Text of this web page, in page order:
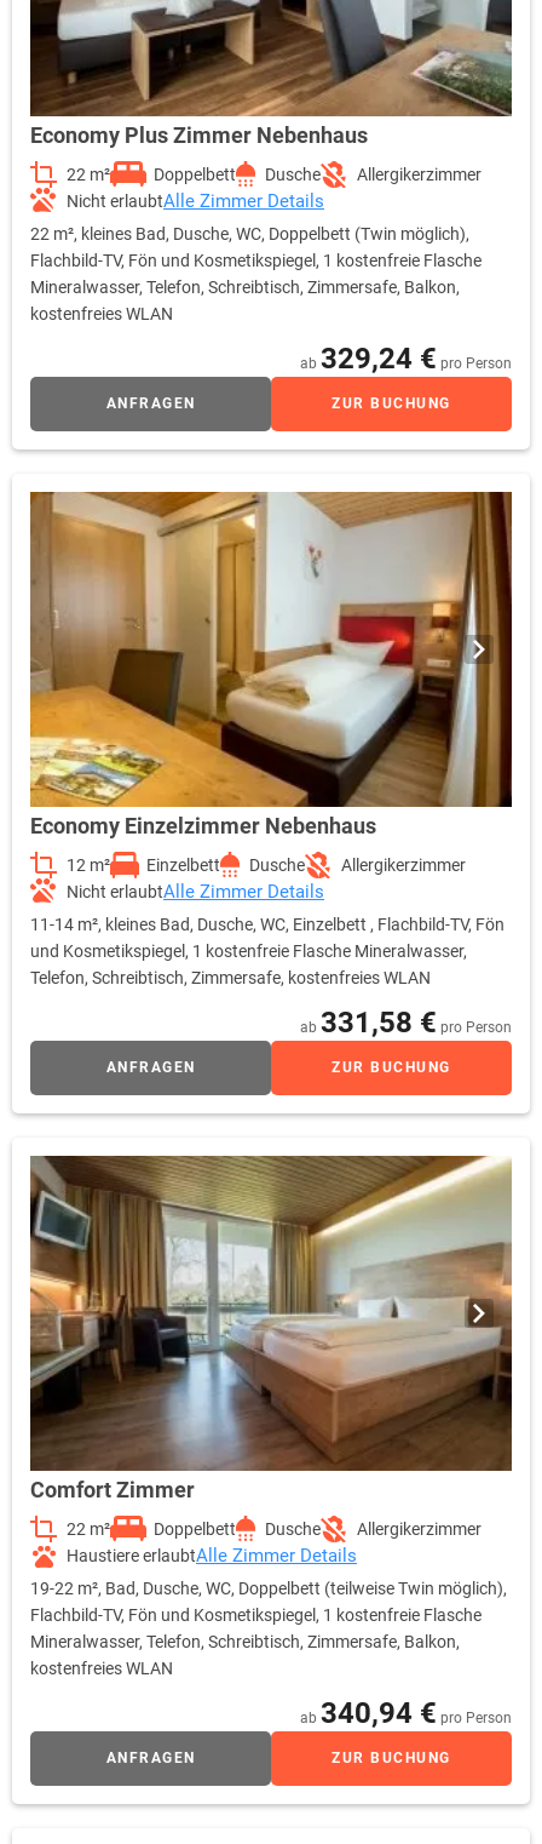
Economy Plus Zimmer Nebenhaus
22 m² Doppelbett Dusche
Allergikerzimmer
Nicht erlaubtAlle Zimmer Details
22 m², kleines Bad, Dusche, WC, Doppelbett (Twin möglich),
Flachbild-TV, Fön und Kosmetikspiegel, 1 kostenfreie Flasche
Mineralwasser, Telefon, Schreibtisch, Zimmersafe, Balkon,
kostenfreies WLAN
ab 329,24 € pro Person
ANFRAGEN ZUR BUCHUNG
Economy Einzelzimmer Nebenhaus
12 m² Einzelbett Dusche
Allergikerzimmer
Nicht erlaubtAlle Zimmer Details
11-14 m², kleines Bad, Dusche, WC, Einzelbett , Flachbild-TV, Fön
und Kosmetikspiegel, 1 kostenfreie Flasche Mineralwasser,
Telefon, Schreibtisch, Zimmersafe, kostenfreies WLAN
ab 331,58 € pro Person
ANFRAGEN ZUR BUCHUNG
Comfort Zimmer
22 m² Doppelbett Dusche
Allergikerzimmer
Haustiere erlaubtAlle Zimmer Details
19-22 m², Bad, Dusche, WC, Doppelbett (teilweise Twin möglich),
Flachbild-TV, Fön und Kosmetikspiegel, 1 kostenfreie Flasche
Mineralwasser, Telefon, Schreibtisch, Zimmersafe, Balkon,
kostenfreies WLAN
ab 340,94 € pro Person
ANFRAGEN ZUR BUCHUNG